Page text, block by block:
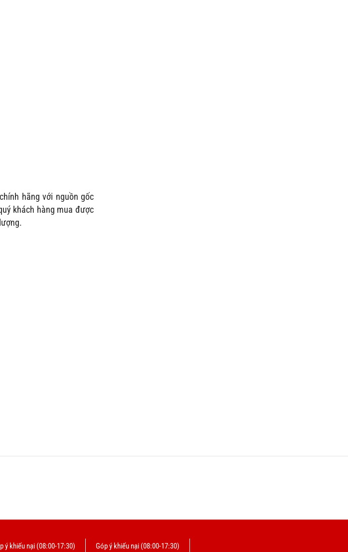
hãng với nguồn gốc
khách hàng mua được
ý khiếu nại (08:00-17:30) Góp ý khiếu nại (08:00-17:30)